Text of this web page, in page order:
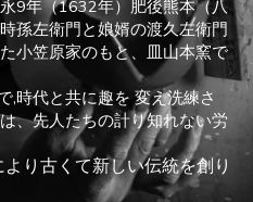
9年（1632年）肥後熊本（八
孫左衛門と娘婿の渡久左衛門
小笠原家のもと、皿山本窯で
,時代と共に趣を 変え洗練さ
、先人たちの計り知れない労
り古くて新しい伝統を創り